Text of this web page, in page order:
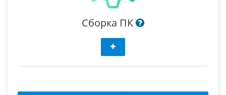
Сборка ПК